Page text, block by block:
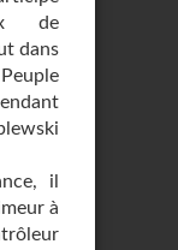
de
dans
il
à